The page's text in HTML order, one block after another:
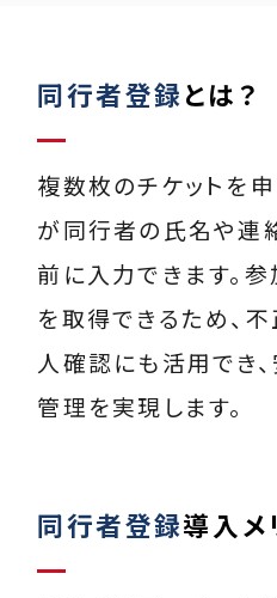
同行者登録 とは？
複数枚のチケットを
が同行者の氏名や連
前に入力できます。
を取得できるため、
人確認にも活用でき
管理を実現します。
同行者登録導入メ